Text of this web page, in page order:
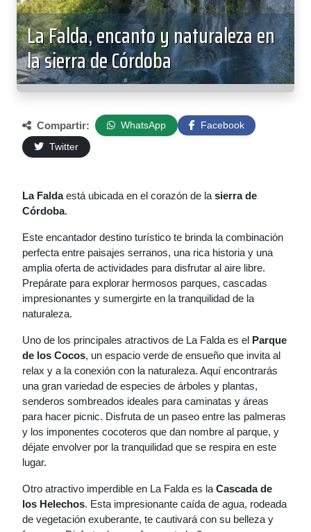
La Falda, encanto y naturaleza en
la sierra de Córdoba
Compartir: WhatsApp
Facebook
Twitter
La Faldaestá ubicada en el corazón de la sierra de
Córdoba.
Este encantador destino turístico te brinda la combinación
perfecta entre paisajes serranos, una rica historia y una
amplia oferta de actividades para disfrutar al aire libre.
Prepárate para explorar hermosos parques, cascadas
impresionantes y sumergirte en la tranquilidad de la
naturaleza.
Uno de los principales atractivos de La Falda es el Parque
de los Cocos, un espacio verde de ensueño que invita al
relax y a la conexión con la naturaleza. Aquí encontrarás
una gran variedad de especies de árboles y plantas,
senderos sombreados ideales para caminatas y áreas
para hacer picnic. Disfruta de un paseo entre las palmeras
y los imponentes cocoteros que dan nombre al parque, y
déjate envolver por la tranquilidad que se respira en este
lugar.
Otro atractivo imperdible en La Falda es la Cascada de
los Helechos. Esta impresionante caída de agua, rodeada
de vegetación exuberante, te cautivará con su belleza y